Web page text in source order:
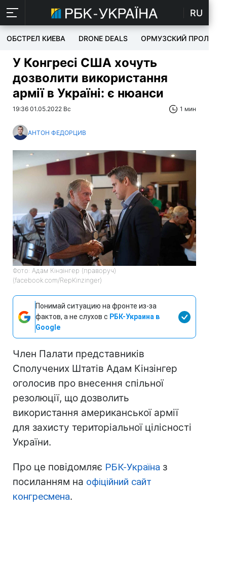
RU
ОБСТРЕЛ КИЕВА DRONE DEALS ОРМУЗСКИЙ ПРОЛИВ
У Конгресі США хочуть
дозволити використання
армії в Україні: є нюанси
19:36 01.05.2022 Вс 1 мин
АНТОН ФЕДОРЦИВ
Фото: Адам Кінзінгер (праворуч)
(facebook.com/RepKinzinger)
Понимай ситуацию на фронте из-за
фактов, а не слухов с РБК-Украина в
Google
Член Палати представників
Сполучених Штатів Адам Кінзінгер
оголосив про внесення спільної
резолюції, що дозволить
використання американської армії
для захисту територіальної цілісності
України.
Про це повідомляє РБК-Україна з
посиланням на офіційний сайт
конгресмена.